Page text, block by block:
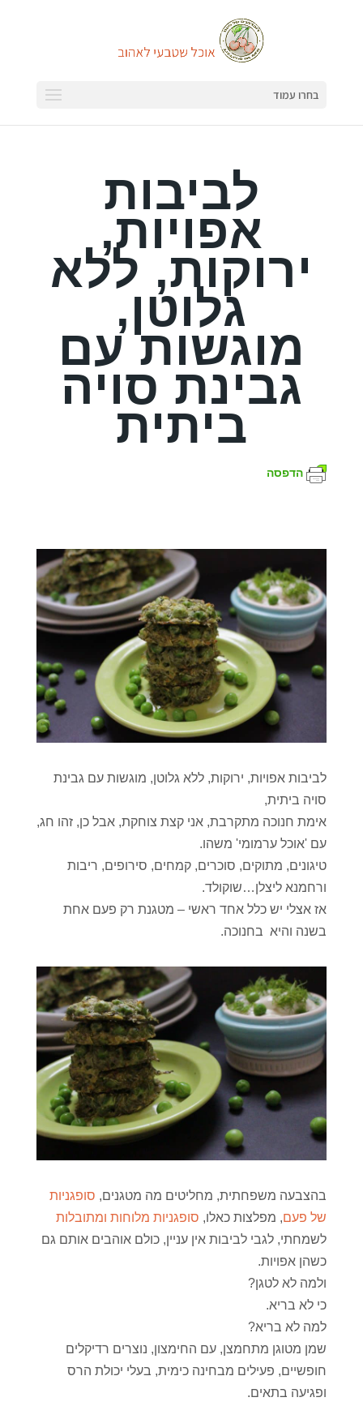
בחרו עמוד
לביבות
אפויות,
ירוקות, ללא
גלוטן,
מוגשות עם
גבינת סויה
ביתית
הדפסה
לביבות אפויות, ירוקות, ללא גלוטן, מוגשות עם גבינת
סויה ביתית,
אימת חנוכה מתקרבת, אני קצת צוחקת, אבל כן, זהו חג,
עם 'אוכל ערמומי' משהו.
טיגונים, מתוקים, סוכרים, קמחים, סירופים, ריבות
ורחמנא ליצלן…שוקולד.
אז אצלי יש כלל אחד ראשי – מטגנת רק פעם אחת
בשנה והיא בחנוכה.
בהצבעה משפחתית, מחליטים מה מטגנים, סופגניות
של פעם, מפלצות כאלו, סופגניות מלוחות ומתובלות
לשמחתי, לגבי לביבות אין עניין, כולם אוהבים אותם גם
כשהן אפויות.
ולמה לא לטגן?
כי לא בריא.
למה לא בריא?
שמן מטוגן מתחמצן, עם החימצון, נוצרים רדיקלים
חופשיים, פעילים מבחינה כימית, בעלי יכולת הרס
ופגיעה בתאים.